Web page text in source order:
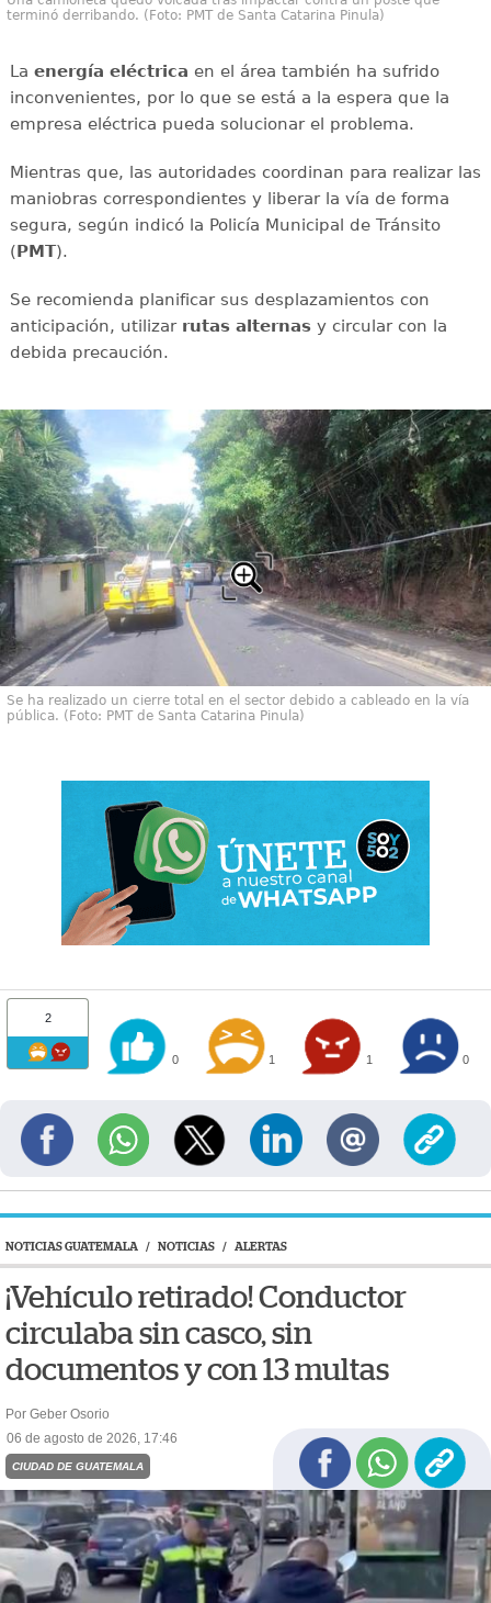
terminó derribando. (Foto: PMT de Santa Catarina Pinula)
La energía eléctrica en el área también ha sufrido
inconvenientes, por lo que se está a la espera que la
empresa eléctrica pueda solucionar el problema.
Mientras que, las autoridades coordinan para realizar las
maniobras correspondientes y liberar la vía de forma
segura, según indicó la Policía Municipal de Tránsito
(PMT).
Se recomienda planificar sus desplazamientos con
anticipación, utilizar rutas alternasy circular con la
debida precaución.
Se ha realizado un cierre total en el sector debido a cableado en la vía
pública. (Foto: PMT de Santa Catarina Pinula)
2
0 1 1 0
NOTICIAS GUATEMALA / NOTICIAS / ALERTAS
¡Vehículo retirado! Conductor
circulaba sin casco, sin
documentos y con 13 multas
Por Geber Osorio
06 de agosto de 2026, 17:46
CIUDAD DE GUATEMALA